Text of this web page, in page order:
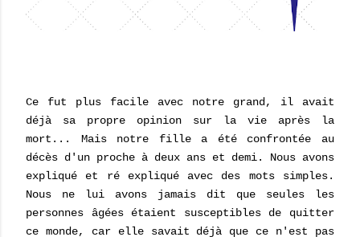
Ce fut plus facile avec notre grand, il avait
déjà sa propre opinion sur la vie après la
mort... Mais notre fille a été confrontée au
décès d'un proche à deux ans et demi. Nous avons
expliqué et ré expliqué avec des mots simples.
Nous ne lui avons jamais dit que seules les
personnes âgées étaient susceptibles de quitter
ce monde, car elle savait déjà que ce n'est pas